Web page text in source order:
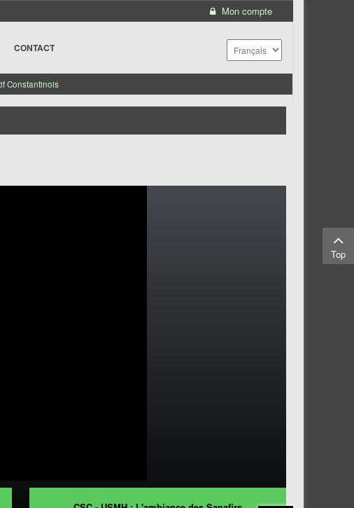
Mon compte
CONTACT
Constantinois
Top